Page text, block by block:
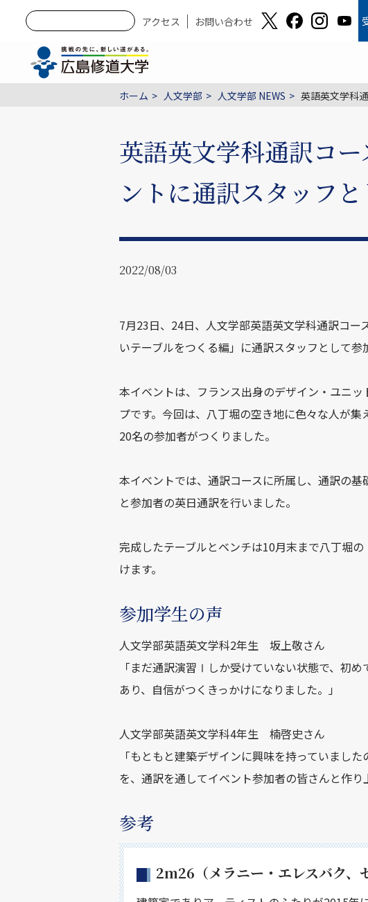
アクセス お問い合わせ
ホーム 人文学部 人文学部 NEWS 英語英文学科
英語英文学科通訳コ
ントに通訳スタッフ
2022/08/03
7月23日、24日、人文学部英語英文学科通訳コ
いテーブルをつくる編」に通訳スタッフとして参
本イベントは、フランス出身のデザイン・ユニ
プです。今回は、八丁堀の空き地に色々な人が
20名の参加者がつくりました。
本イベントでは、通訳コースに所属し、通訳の
と参加者の英日通訳を行いました。
完成したテーブルとベンチは10月末まで八丁堀
けます。
参加学生の声
人文学部英語英文学科2年生 坂上敬さん
「まだ通訳演習Ⅰしか受けていない状態で、初
あり、自信がつくきっかけになりました。」
人文学部英語英文学科4年生 楠啓史さん
「もともと建築デザインに興味を持っていまし
を、通訳を通してイベント参加者の皆さんと作
参考
2m26（メラニー・エレスバク、